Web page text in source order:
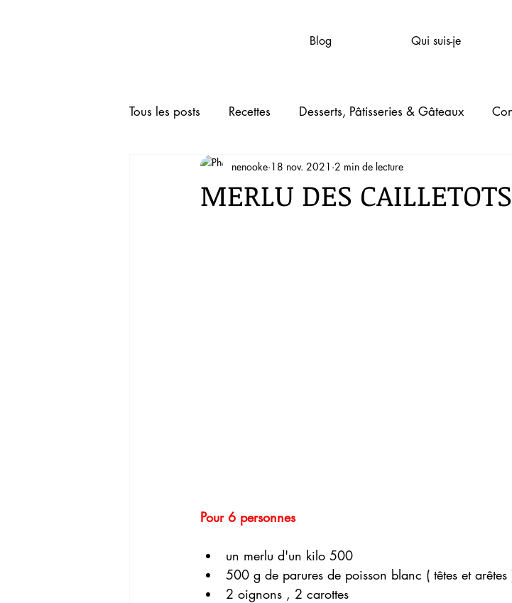
Blog Qui suis-je
Tous les posts Recettes Desserts, Pâtisseries & Gâteaux
Boissons Animaux de compagnie Santé & Bien-être
MERLU DES CAILLETOTS
nenooke 18 nov. 2021 2 min de lecture
Pour 6 personnes
un merlu d'un kilo 500
500 g de parures de poisson blanc ( têtes et arêtes
2 oignons , 2 carottes